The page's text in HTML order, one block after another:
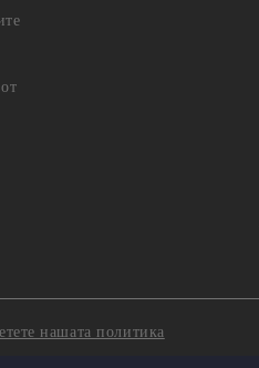
нашата политика